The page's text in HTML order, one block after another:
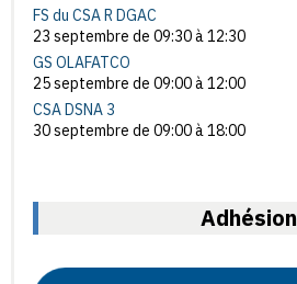
FS du CSA R DGAC
23 septembre de 09:30à12:30
GS OLAFATCO
25 septembre de 09:00à12:00
CSA DSNA 3
30 septembre de 09:00à18:00
Adhésion